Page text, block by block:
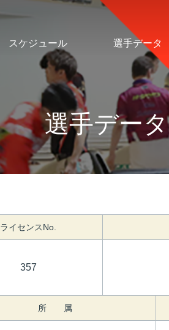
スケジュール 選手データ
選手データ
ライセンスNo.
357
所 属